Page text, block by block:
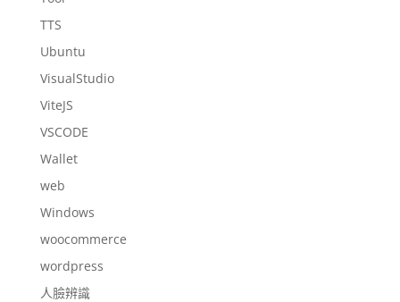
TTS
Ubuntu
VisualStudio
ViteJS
VSCODE
Wallet
web
Windows
woocommerce
wordpress
人臉辨識